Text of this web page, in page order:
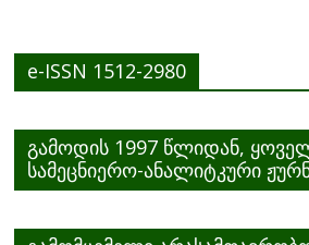
e-ISSN 1512-2980
გამოდის 1997 წლიდან,
სამეცნიერო-ანალიტკური